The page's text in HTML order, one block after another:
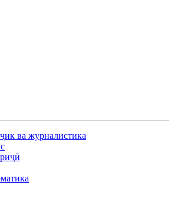
ва журналистика